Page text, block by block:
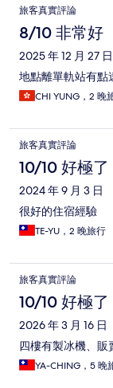
旅客真實評論
8/10 非常好
2025 年 12 月 27 日
地點離單軌站有點
CHI YUNG，2 晚
旅客真實評論
10/10 好極了
2024 年 9 月 3 日
很好的住宿經驗
TE-YU，2 晚旅行
旅客真實評論
10/10 好極了
2026 年 3 月 16 日
四樓有製冰機、
YA-CHING，5 晚